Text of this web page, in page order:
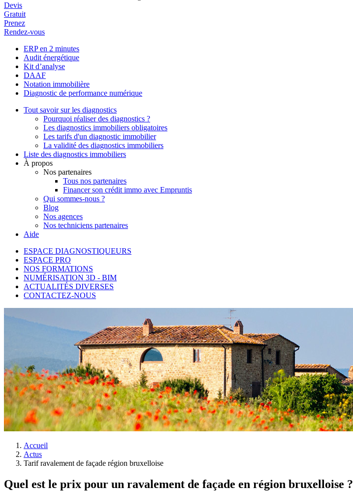
Devis
Gratuit
Prenez
Rendez-vous
ERP en 2 minutes
Audit énergétique
Kit d’analyse
DAAF
Notation immobilière
Diagnostic de performance numérique
Tout savoir sur les diagnostics
Pourquoi réaliser des diagnostics ?
Les diagnostics immobiliers obligatoires
Les tarifs d'un diagnostic immobilier
La validité des diagnostics immobiliers
Liste des diagnostics immobiliers
À propos
Nos partenaires
Tous nos partenaires
Financer son crédit immo avec Empruntis
Qui sommes-nous ?
Blog
Nos agences
Nos techniciens partenaires
Aide
ESPACE DIAGNOSTIQUEURS
ESPACE PRO
NOS FORMATIONS
NUMÉRISATION 3D - BIM
ACTUALITÉS DIVERSES
CONTACTEZ-NOUS
Accueil
Actus
Tarif ravalement de façade région bruxelloise
Quel est le prix pour un ravalement de façade en région bruxelloise ?